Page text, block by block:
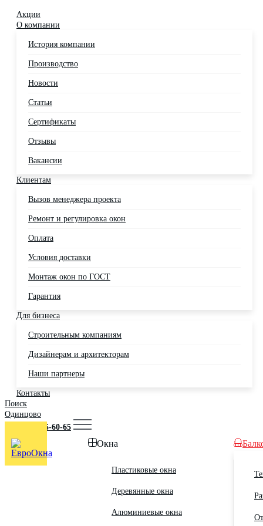
Акции
О компании
История компании
Производство
Новости
Статьи
Сертификаты
Отзывы
Вакансии
Клиентам
Вызов менеджера проекта
Ремонт и регулировка окон
Оплата
Условия доставки
Монтаж окон по ГОСТ
Гарантия
Для бизнеса
Строительным компаниям
Дизайнерам и архитекторам
Наши партнеры
Контакты
Поиск
Одинцово
+7 (495) 725-60-65
Окна
Пластиковые окна
Деревянные окна
Алюминиевые окна